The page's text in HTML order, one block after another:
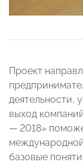
Проект
деятельности,
выход
— 2018»
базовые